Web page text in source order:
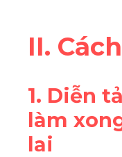
II.
1. Diễn
làm
lai